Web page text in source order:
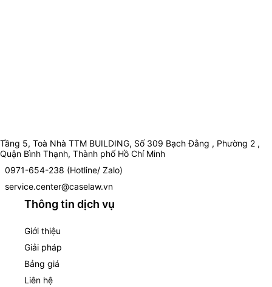
Tầng 5, Toà Nhà TTM BUILDING, Số 309 Bạch Đằng , Phường 2 ,
Quận Bình Thạnh, Thành phố Hồ Chí Minh
0971-654-238 (Hotline/ Zalo)
service.center@caselaw.vn
Thông tin dịch vụ
Giới thiệu
Giải pháp
Bảng giá
Liên hệ